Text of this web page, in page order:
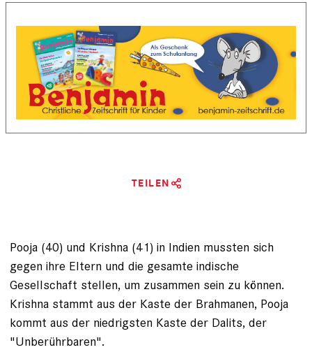
TEILEN
Pooja (40) und Krishna (41) in Indien mussten sich
gegen ihre Eltern und die gesamte indische
Gesellschaft stellen, um zu­sammen sein zu können.
Krishna stammt aus der Kaste der ­Brahmanen, Pooja
kommt aus der niedrigsten Kaste der Dalits, der
"Unberührbaren".